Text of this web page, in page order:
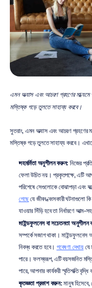
এমন অভ্যাস এবং আচরণ গ্রহণের মাধ্যমে
মস্তিষ্ক গড়ে তুলতে সাহায্য করবে।
সুতরাং, এমন অভ্যাস এবং আচরণ গ্রহণের
মস্তিষ্ক গড়ে তুলতে সাহায্য করবে।
সহমর্মিতা অনুশীলন করুন: নিজের
ফেলা উচিত নয়। প্রকৃতপক্ষে, এটি
পরিশেষে সেগুলোকে বোঝাপড়া এবং
গেছে যে জীবন ধ্বংসকারী ঘটনাগুলো
যাওয়ার সিঁড়ি হবে তা নির্ধারণে আত্ম-
মাইন্ডফুলনেস বা সচেতনতা
সম্পর্কে সজাগ থাকা।
নিবদ্ধ করতে হবে। গবেষণা দেখায় যে
পারে। ফলস্বরূপ, এটি বয়সজনিত
পারে, আপনার কার্যকরী স্মৃতিশক্তি
কৃতজ্ঞতা প্রকাশ করুন: মানুষ